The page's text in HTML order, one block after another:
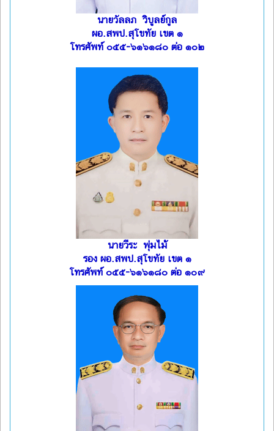
นายวัลลภ วิบูลย์กูล
ผอ.สพป.สุโขทัย เขต ๑
โทรศัพท์ ๐๕๕-๖๑๖๑๘๐ ต่อ ๑๐๒
นายวีระ พุ่มไม้
รอง ผอ.สพป.สุโขทัย เขต ๑
โทรศัพท์ ๐๕๕-๖๑๖๑๘๐ ต่อ ๑๐๙